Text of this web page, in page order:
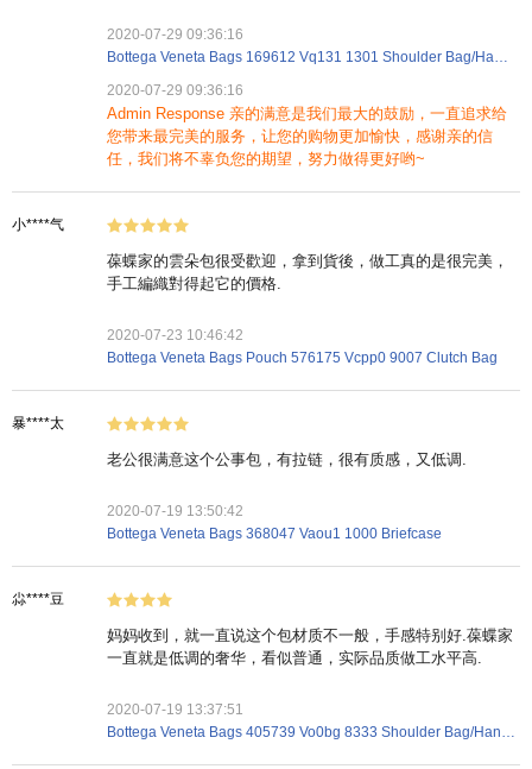
2020-07-29 09:36:16
Bottega Veneta Bags 169612 Vq131 1301 Shoulder Bag/Handbag
2020-07-29 09:36:16
Admin Response 亲的满意是我们最大的鼓励，一直追求给
您带来最完美的服务，让您的购物更加愉快，感谢亲的信
任，我们将不辜负您的期望，努力做得更好哟~
小****气
葆蝶家的雲朵包很受歡迎，拿到貨後，做工真的是很完美，
手工編織對得起它的價格.
2020-07-23 10:46:42
Bottega Veneta Bags Pouch 576175 Vcpp0 9007 Clutch Bag
暴****太
老公很满意这个公事包，有拉链，很有质感，又低调.
2020-07-19 13:50:42
Bottega Veneta Bags 368047 Vaou1 1000 Briefcase
尛****豆
妈妈收到，就一直说这个包材质不一般，手感特别好.葆蝶家
一直就是低调的奢华，看似普通，实际品质做工水平高.
2020-07-19 13:37:51
Bottega Veneta Bags 405739 Vo0bg 8333 Shoulder Bag/Handbag